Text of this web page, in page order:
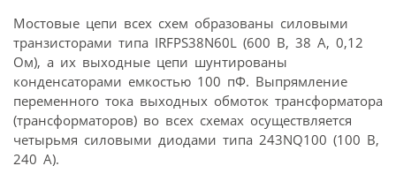
Мостовые цепи всех схем образованы силовыми
транзисторами типа IRFPS38N60L (600 В, 38 А, 0,12
Oм), а их выходные цепи шунтированы
конденсаторами емкостью 100 пФ. Выпрямление
переменного тока выходных обмоток трансформатора
(трансформаторов) во всех схемах осуществляется
четырьмя силовыми диодами типа 243NQ100 (100 В,
240 А).